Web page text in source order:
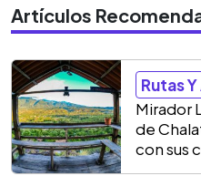
Artículos
Rutas
Mirador
de
con sus